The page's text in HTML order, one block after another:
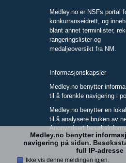
Medley.no er NSFs portal
konkurranseidrett, og
blant annet terminlister,
rangeringslister og
medaljeoversikt fra NM.
Informasjonskapsler
Medley.no benytter
til å forenkle navigering i
Medley.no benytter en
til å analysere bruken av
Anonymisert
kun lokalt.
Full IP-adresse blir ikke
Medley.no benytter
navigering på siden.
full IP-adresse
Ikke vis denne meldingen igjen.